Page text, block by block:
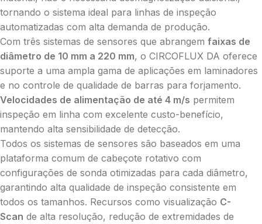
tornando o sistema ideal para linhas de inspeção
automatizadas com alta demanda de produção.
Com três sistemas de sensores que abrangem faixas de
diâmetro de 10 mm a 220 mm, o CIRCOFLUX DA oferece
suporte a uma ampla gama de aplicações em laminadores
e no controle de qualidade de barras para forjamento.
Velocidades de alimentação de até 4 m/s permitem
inspeção em linha com excelente custo-benefício,
mantendo alta sensibilidade de detecção.
Todos os sistemas de sensores são baseados em uma
plataforma comum de cabeçote rotativo com
configurações de sonda otimizadas para cada diâmetro,
garantindo alta qualidade de inspeção consistente em
todos os tamanhos. Recursos como visualização C-
Scan de alta resolução, redução de extremidades de